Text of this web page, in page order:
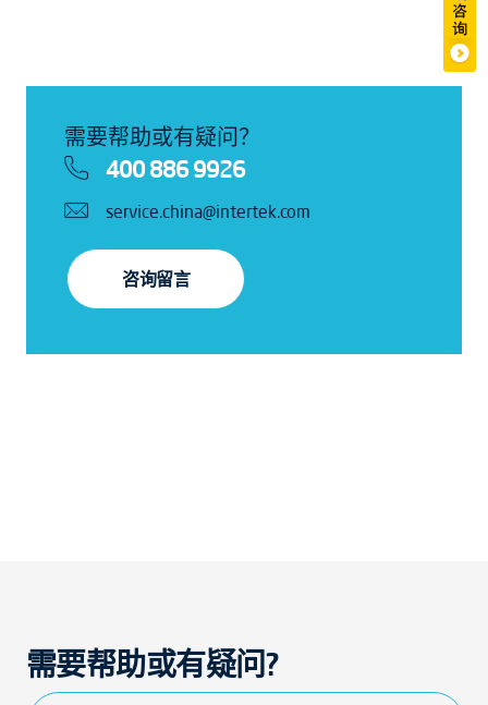
需要帮助或有疑问？
400 886 9926
service.china@intertek.com
咨询留言
需要帮助或有疑问?